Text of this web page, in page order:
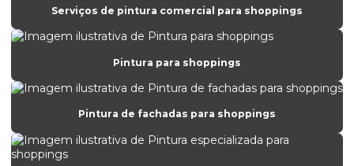
Empresa de prestação de serviços de pintura
Empresa prestadora de serviços de pintura
Empresas de pintura industrial sp
Empresas de pintura predial em são bernardo do campo
Empresas de pintura são bernardo do campo
Empresas de pinturas de prédios
Serviços de pintura comercial para shoppings
Pintura para shoppings
Pintura de fachadas para shoppings